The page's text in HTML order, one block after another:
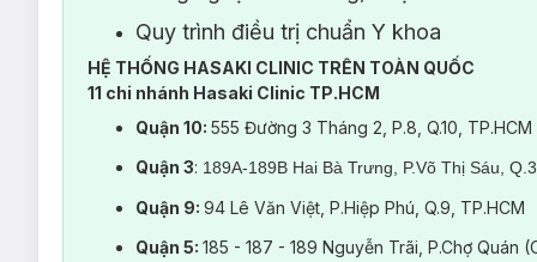
Liệu trình này phù hợp với:
Những khách hàng có làn da bị thâm, xỉn màu do cơ
Những cô nàng văn phòng ngồi nhiều khiến các vùng
Quy trình điều trị chuẩn Y khoa
HỆ THỐNG HASAKI CLINIC TRÊN TOÀN QUỐC
11 chi nhánh Hasaki Clinic TP.HCM
Quận 10: 555 Đường 3 Tháng 2, P.8, Q.10, TP.HCM
Quận 3: 189A-189B Hai Bà Trưng, P.Võ Thị Sáu,
Quận 9: 94 Lê Văn Việt, P.Hiệp Phú, Q.9, TP.HCM
Quận 5: 185 - 187 - 189 Nguyễn Trãi, P.Chợ Quán